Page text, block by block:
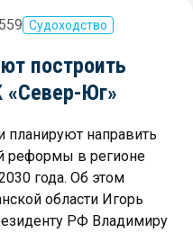
Судоходство
построить
«Север-Юг»
планируют направить
реформы в регионе
года. Об этом
области Игорь
РФ Владимиру